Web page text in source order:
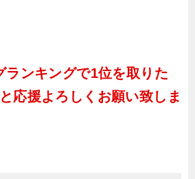
ランキングで1位を取りた
応援よろしくお願い致しま